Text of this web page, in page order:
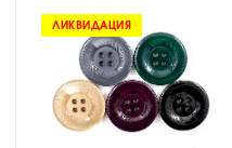
ЛИКВИДАЦИЯ